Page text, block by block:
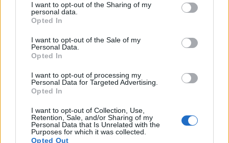
I want to opt-out of the Sharing of my
personal data.
Opted In
I want to opt-out of the Sale of my
Personal Data.
Opted In
I want to opt-out of processing my
Personal Data for Targeted Advertising.
Opted In
I want to opt-out of Collection, Use,
Retention, Sale, and/or Sharing of my
Personal Data that Is Unrelated with the
Purposes for which it was collected.
Opted Out
Véget érhet a pofátlanul olcsó kínai termékek
kora? Kiderült, mire számíthat, aki a jövőben
Temu-ról, Shein-ről, Aliexpress-ről rendelne
ruhát
Az elmúlt hetekben több olyan esemény is történt, amely
aggodalmat kelthet a fogyasztókban: kiújultak a közel-
keleti feszültségek, miközben az Európai Unió új
vámokról is döntött.